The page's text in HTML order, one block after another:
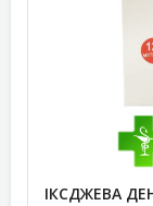
ІКСДЖЕВА